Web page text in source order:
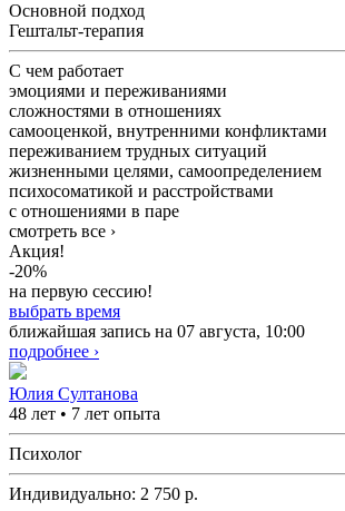
Основной подход
Гештальт-терапия
С чем работает
эмоциями и переживаниями
сложностями в отношениях
самооценкой, внутренними конфликтами
переживанием трудных ситуаций
жизненными целями, самоопределением
психосоматикой и расстройствами
с отношениями в паре
смотреть все ›
Акция!
-20%
на первую сессию!
выбрать время
ближайшая запись на 07 августа, 10:00
подробнее ›
Юлия Султанова
48 лет • 7 лет опыта
Психолог
Индивидуально: 2 750 р.